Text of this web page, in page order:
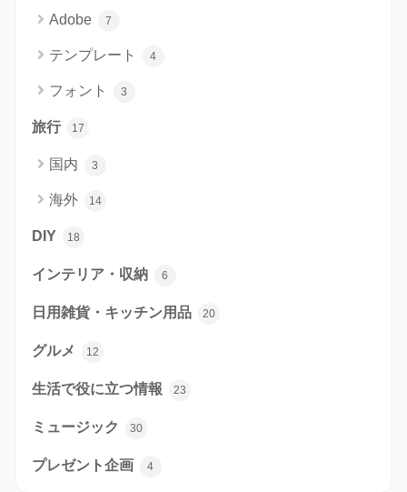
Adobe 7
テンプレート 4
フォント 3
旅行 17
国内 3
海外 14
DIY 18
インテリア・収納 6
日用雑貨・キッチン用品 20
グルメ 12
生活で役に立つ情報 23
ミュージック 30
プレゼント企画 4